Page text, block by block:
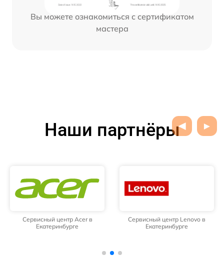
Вы можете ознакомиться с сертификатом
мастера
Наши партнёры
Сервисный центр Acer в
Екатеринбурге
Сервисный центр Lenovo в
Екатеринбурге